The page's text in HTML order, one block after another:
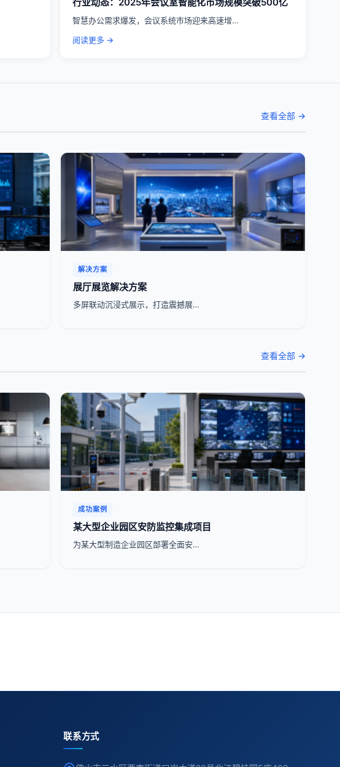
智慧办公需求爆发，会议系统市场迎来高速增…
阅读更多 →
查看全部 →
解决方案
展厅展览解决方案
多屏联动沉浸式展示，打造震撼展…
查看全部 →
成功案例
某大型企业园区安防监控集成项目
为某大型制造企业园区部署全面安…
联系方式